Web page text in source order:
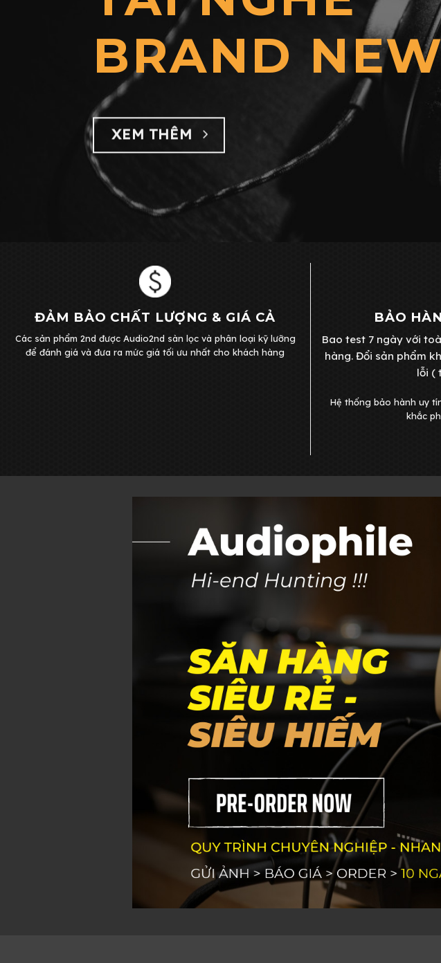
Order có sẵn & theo yêu cầu
Audio2nd tìm kiếm và lựa chọn các sản phẩm tối ưu chi phí lẫn chất lượng để mang đến
TÌM HIỂU THÊM
ĐẢM BẢO CHẤT LƯỢNG & GIÁ CẢ
Các sản phẩm 2nd được Audio2nd sàn lọc và phân loại kỹ lưỡng
để đánh giá và đưa ra mức giá tối ưu nhất cho khách hàng
BẢO
Bao test 7 ngày với
hàng. Đổi sản phẩm
lỗi (
Hệ thống bảo hành uy
khắc